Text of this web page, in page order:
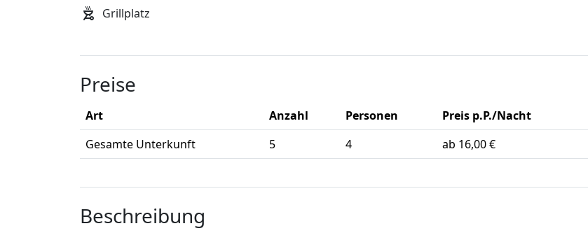
Grillplatz
Preise
Art Anzahl Personen
Preis p.P./Nacht
Gesamte Unterkunft
5 4 ab 16,00 €
Beschreibung